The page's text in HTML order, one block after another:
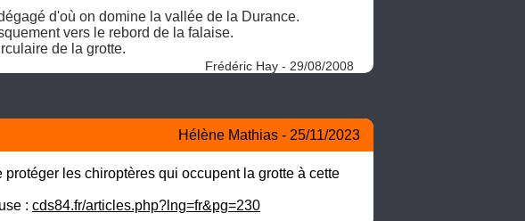
d'où on domine la vallée de la Durance.
vers le rebord de la falaise.
de la grotte.
Frédéric Hay - 29/08/2008
Hélène Mathias - 25/11/2023
les chiroptères qui occupent la grotte à cette
: cds84.fr/articles.php?lng=fr&pg=230